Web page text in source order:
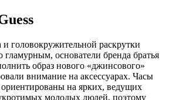
и головокружительной раскрутки
гламурным, основатели бренда братья
образ нового «джинсового»
внимание на аксессуарах. Часы
ориентированы на ярких, ведущих
молодых людей, поэтому